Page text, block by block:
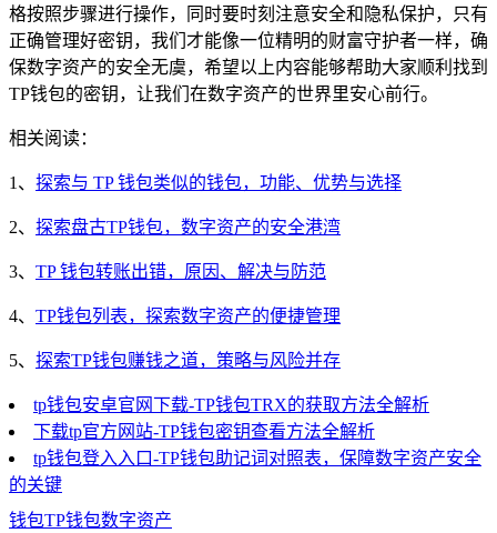
格按照步骤进行操作，同时要时刻注意安全和隐私保护，只有
正确管理好密钥，我们才能像一位精明的财富守护者一样，确
保数字资产的安全无虞，希望以上内容能够帮助大家顺利找到
TP钱包的密钥，让我们在数字资产的世界里安心前行。
相关阅读：
1、 探索与 TP 钱包类似的钱包，功能、优势与选择
2、 探索盘古TP钱包，数字资产的安全港湾
3、 TP 钱包转账出错，原因、解决与防范
4、 TP钱包列表，探索数字资产的便捷管理
5、 探索TP钱包赚钱之道，策略与风险并存
tp钱包安卓官网下载-TP钱包TRX的获取方法全解析
下载tp官方网站-TP钱包密钥查看方法全解析
tp钱包登入入口-TP钱包助记词对照表，保障数字资产安全
的关键
钱包TP钱包数字资产